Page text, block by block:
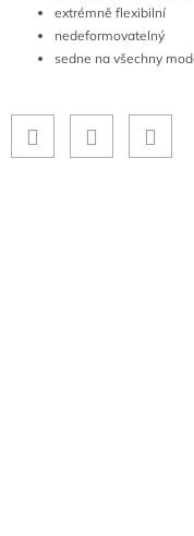
extrémně flexibilní
nedeformovatelný
sedne na všechny